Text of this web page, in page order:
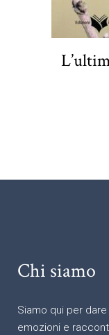
Chi siamo
Siamo qui per
emozioni e